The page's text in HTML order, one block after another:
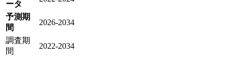
ータ
予測期
間
2026-2034
調査期
間
2022-2034